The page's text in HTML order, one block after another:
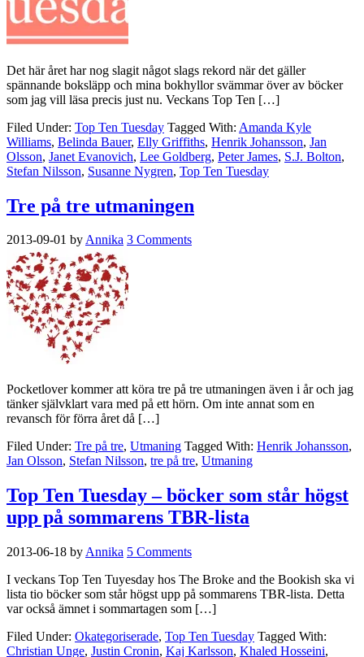
Det här året har nog slagit något slags rekord när det gäller
spännande boksläpp och mina bokhyllor svämmar över av böcker
som jag vill läsa precis just nu. Veckans Top Ten […]
Filed Under: Top Ten Tuesday Tagged With: Amanda Kyle
Williams, Belinda Bauer, Elly Griffiths, Henrik Johansson, Jan
Olsson, Janet Evanovich, Lee Goldberg, Peter James, S.J. Bolton,
Stefan Nilsson, Susanne Nygren, Top Ten Tuesday
Tre på tre utmaningen
2013-09-01 byAnnika 3 Comments
Pocketlover kommer att köra tre på tre utmaningen även i år och jag
tänker självklart vara med på ett hörn. Om inte annat som en
revansch för förra året då […]
Filed Under: Tre på tre, Utmaning Tagged With: Henrik Johansson,
Jan Olsson, Stefan Nilsson, tre på tre, Utmaning
Top Ten Tuesday – böcker som står högst
upp på sommarens TBR-lista
2013-06-18 by Annika 5 Comments
I veckans Top Ten Tuyesday hos The Broke and the Bookish ska vi
lista tio böcker som står högst upp på sommarens TBR-lista. Detta
var också ämnet i sommartagen som […]
Filed Under: Okategoriserade, Top Ten Tuesday Tagged With:
Christian Unge, Justin Cronin, Kaj Karlsson, Khaled Hosseini,